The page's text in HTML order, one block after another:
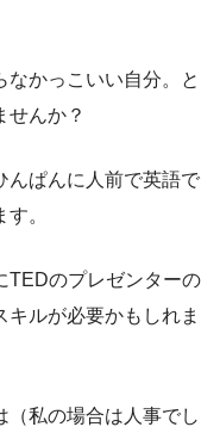
かっこいい自分。と
せんか？
んぱんに人前で英語で
。
TEDのプレゼンターの
ルが必要かもしれま
（私の場合は人事でし